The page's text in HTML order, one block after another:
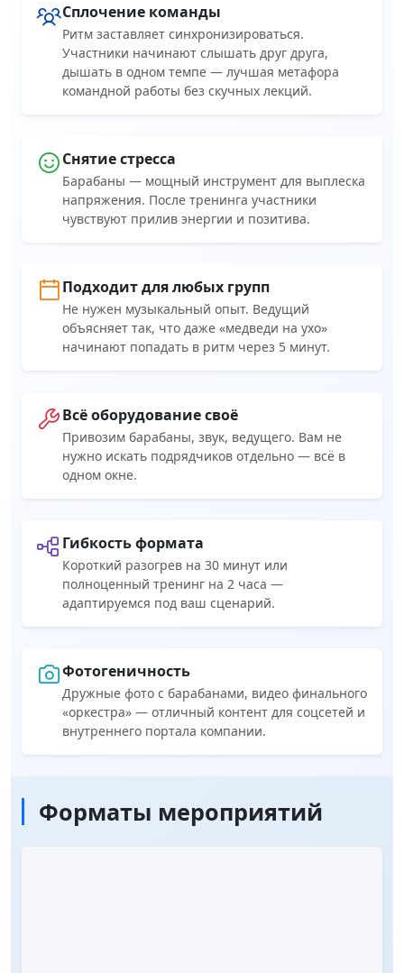
Сплочение команды
Ритм заставляет синхронизироваться.
Участники начинают слышать друг друга,
дышать в одном темпе — лучшая метафора
командной работы без скучных лекций.
Снятие стресса
Барабаны — мощный инструмент для выплеска
напряжения. После тренинга участники
чувствуют прилив энергии и позитива.
Подходит для любых групп
Не нужен музыкальный опыт. Ведущий
объясняет так, что даже «медведи на ухо»
начинают попадать в ритм через 5 минут.
Всё оборудование своё
Привозим барабаны, звук, ведущего. Вам не
нужно искать подрядчиков отдельно — всё в
одном окне.
Гибкость формата
Короткий разогрев на 30 минут или
полноценный тренинг на 2 часа —
адаптируемся под ваш сценарий.
Фотогеничность
Дружные фото с барабанами, видео финального
«оркестра» — отличный контент для соцсетей и
внутреннего портала компании.
Форматы мероприятий